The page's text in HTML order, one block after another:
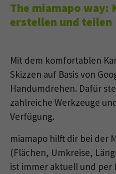
The miamapo way:
erstellen und teilen
Mit dem komfortablen
Skizzen auf Basis von
Handumdrehen. Dafür
zahlreiche Werkzeuge
Verfügung.
miamapo hilft dir bei der
(Flächen, Umkreise,
ist immer aktuell und per